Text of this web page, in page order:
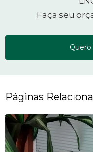
Faça seu
Páginas